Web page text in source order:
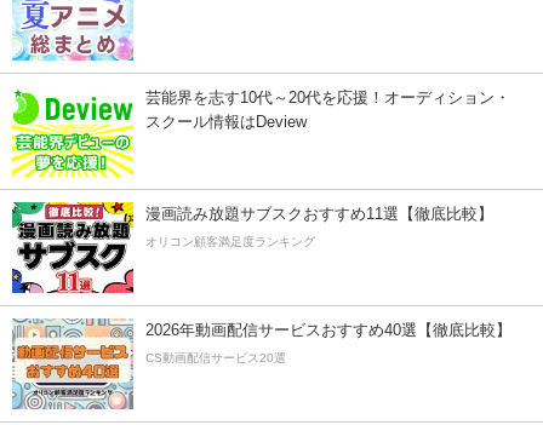
芸能界を志す10代～20代を応援！オーディション・
スクール情報はDeview
漫画読み放題サブスクおすすめ11選【徹底比較】
オリコン顧客満足度ランキング
2026年動画配信サービスおすすめ40選【徹底比較】
CS動画配信サービス20選